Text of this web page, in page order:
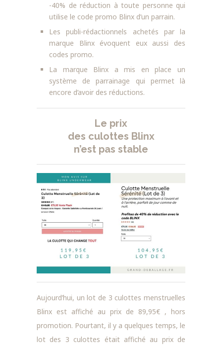
-40% de réduction à toute personne qui
utilise le code promo Blinx d’un parrain.
Les publi-rédactionnels achetés par la
marque Blinx évoquent eux aussi des
codes promo.
La marque Blinx a mis en place un
système de parrainage qui permet là
encore d’avoir des réductions.
Le prix
des culottes Blinx
n’est pas stable
Aujourd’hui, un lot de 3 culottes menstruelles
Blinx est affiché au prix de 89,95€ , hors
promotion. Pourtant, il y a quelques temps, le
lot des 3 culottes était affiché au prix de